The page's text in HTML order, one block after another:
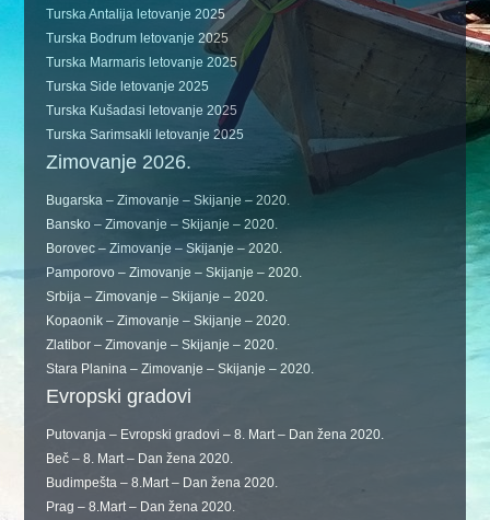
Turska Antalija letovanje 2025
Turska Bodrum letovanje 2025
Turska Marmaris letovanje 2025
Turska Side letovanje 2025
Turska Kušadasi letovanje 2025
Turska Sarimsakli letovanje 2025
Zimovanje 2026.
Bugarska – Zimovanje – Skijanje – 2020.
Bansko – Zimovanje – Skijanje – 2020.
Borovec – Zimovanje – Skijanje – 2020.
Pamporovo – Zimovanje – Skijanje – 2020.
Srbija – Zimovanje – Skijanje – 2020.
Kopaonik – Zimovanje – Skijanje – 2020.
Zlatibor – Zimovanje – Skijanje – 2020.
Stara Planina – Zimovanje – Skijanje – 2020.
Evropski gradovi
Putovanja – Evropski gradovi – 8. Mart – Dan žena 2020.
Beč – 8. Mart – Dan žena 2020.
Budimpešta – 8.Mart – Dan žena 2020.
Prag – 8.Mart – Dan žena 2020.